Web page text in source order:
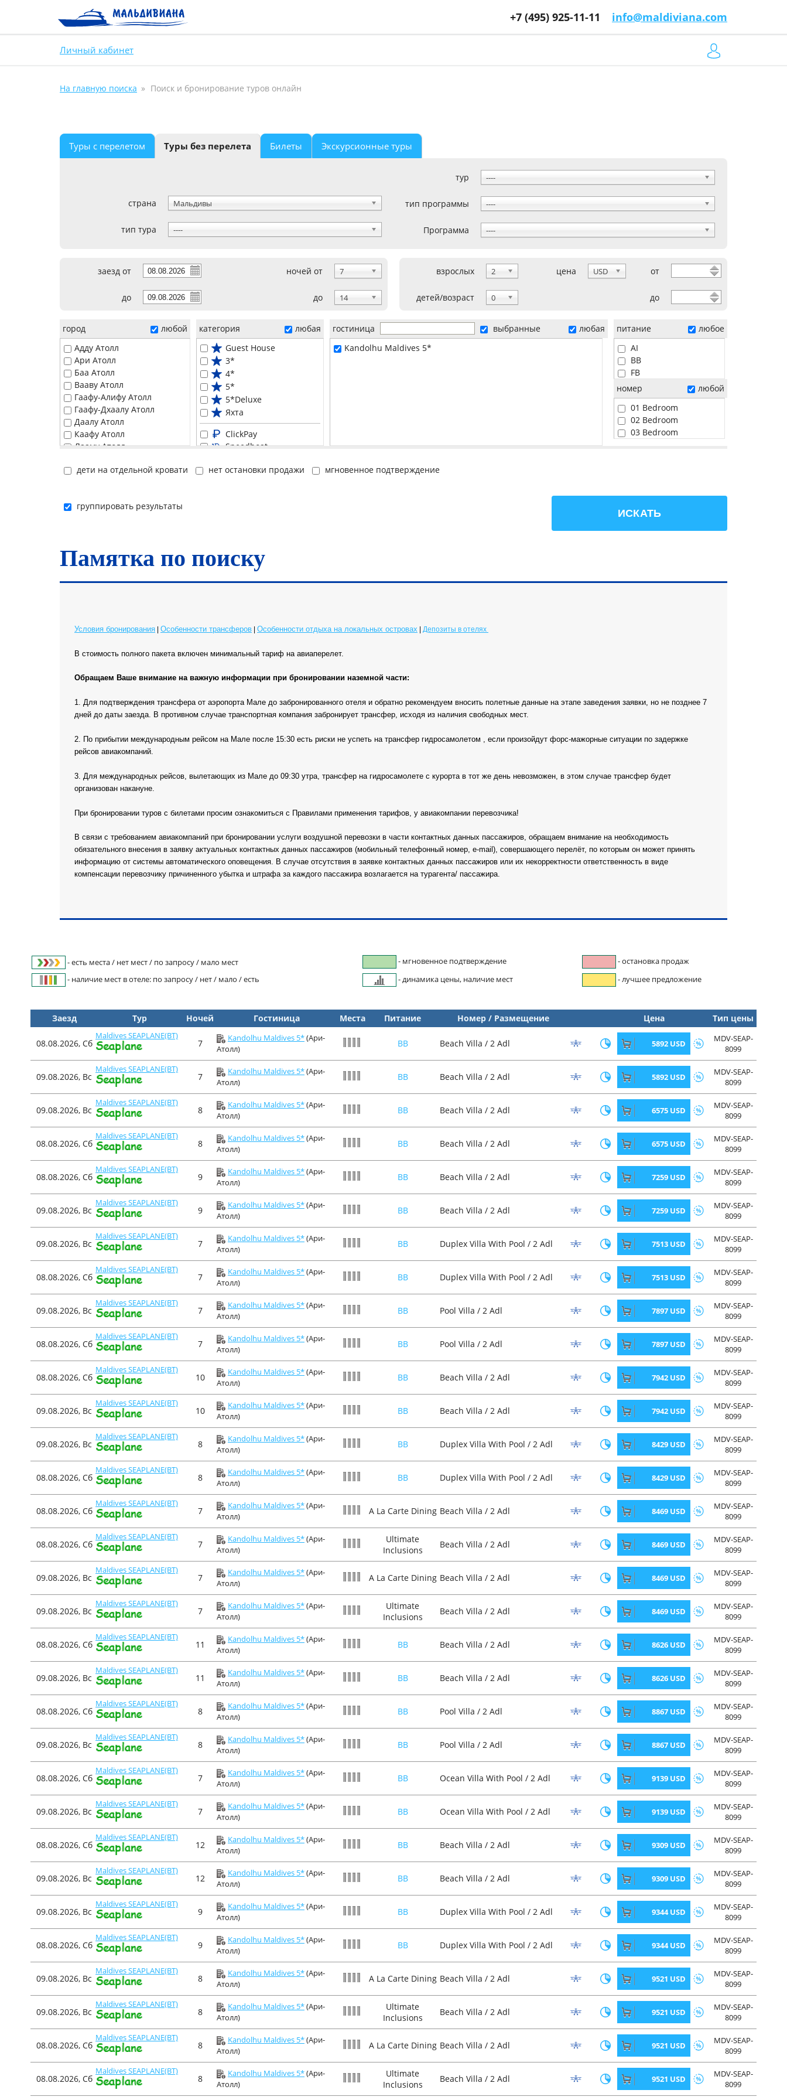
+7 (495) 925-11-11 info@maldiviana.com
Личный кабинет
На главную поиска Поиск и бронирование туров онлайн
Туры с перелетом Туры без перелета Билеты Экскурсионные туры
страна Мальдивы
тип тура ----
тур ----
тип программы ----
Программа ----
заезд от ночей от 7
до до 14
взрослых 2 цена USD от
детей/возраст 0 до
город
любой
Адду Атолл
Ари Атолл
Баа Атолл
Вааву Атолл
Гаафу-Алифу Атолл
Гаафу-Дхаалу Атолл
Даалу Атолл
Каафу Атолл
Лааму Атолл
Мале
Раа Атолл
Фаафу Атолл
Хаа Алифу Атолл
Хаа-Даалу Атолл
категория любая
3*
4*
5*
5*Deluxe
Guest House
Яхта
ClickPay
Domestic fly + Speedboat
Speedboat
гостиница выбранные
любая
Kandolhu Maldives 5*
питание
любое
AI
BB
FB
HB
номер
любой
01 Bedroom
02 Bedroom
03 Bedroom
Pool
Water
Все
дети на отдельной кровати нет остановки продажи мгновенное подтверждение
ИСКАТЬ
группировать результаты
Памятка по поиску
Условия бронирования Особенности трансферов Особенности отдыха на локальных островах Депозиты в отелях
В стоимость полного пакета включен минимальный тариф на авиаперелет.
Обращаем Ваше внимание на важную информации при бронировании наземной части:
1. Для подтверждения трансфера от аэропорта Мале до забронированного отеля и обратно рекомендуем вносить полетные данные на этапе заведения заявки, но не позднее 7
дней до даты заезда. В противном случае транспортная компания забронирует трансфер, исходя из наличия свободных мест.
2. По прибытии международным рейсом на Мале после 15:30 есть риски не успеть на трансфер гидросамолетом , если произойдут форс-мажорные ситуации по задержке
рейсов авиакомпаний.
3. Для международных рейсов, вылетающих из Мале до 09:30 утра, трансфер на гидросамолете с курорта в тот же день невозможен, в этом случае трансфер будет
организован накануне.
При бронировании туров с билетами просим ознакомиться с Правилами применения тарифов, у авиакомпании перевозчика!
В связи с требованием авиакомпаний при бронировании услуги воздушной перевозки в части контактных данных пассажиров, обращаем внимание на необходимость
обязательного внесения в заявку актуальных контактных данных пассажиров (мобильный телефонный номер, e-mail), совершающего перелёт, по которым он может принять
информацию от системы автоматического оповещения. В случае отсутствия в заявке контактных данных пассажиров или их некорректности ответственность в виде
компенсации перевозчику причиненного убытка и штрафа за каждого пассажира возлагается на турагента/ пассажира.
- есть места / нет мест / по запросу / мало мест - мгновенное подтверждение
- остановка продаж
- наличие мест в отеле: по запросу / нет / мало / есть
- динамика цены, наличие мест - лучшее предложение
Заезд Тур Ночей Гостиница Места Питание Номер / Размещение Цена Тип цены
08.08.2026, Сб
Maldives SEAPLANE(BT)
7 Kandolhu Maldives 5*(Ари-
Атолл)
BB Beach Villa / 2 Adl 5892 USD
MDV-SEAP-
8099
09.08.2026, Вс
Maldives SEAPLANE(BT)
7 Kandolhu Maldives 5*(Ари-
Атолл)
BB Beach Villa / 2 Adl 5892 USD
MDV-SEAP-
8099
09.08.2026, Вс
Maldives SEAPLANE(BT)
8 Kandolhu Maldives 5*(Ари-
Атолл)
BB Beach Villa / 2 Adl 6575 USD
MDV-SEAP-
8099
08.08.2026, Сб
Maldives SEAPLANE(BT)
8 Kandolhu Maldives 5*(Ари-
Атолл)
BB Beach Villa / 2 Adl 6575 USD
MDV-SEAP-
8099
08.08.2026, Сб
Maldives SEAPLANE(BT)
9 Kandolhu Maldives 5*(Ари-
Атолл)
BB Beach Villa / 2 Adl 7259 USD
MDV-SEAP-
8099
09.08.2026, Вс
Maldives SEAPLANE(BT)
9 Kandolhu Maldives 5*(Ари-
Атолл)
BB Beach Villa / 2 Adl 7259 USD
MDV-SEAP-
8099
09.08.2026, Вс
Maldives SEAPLANE(BT)
7 Kandolhu Maldives 5*(Ари-
Атолл)
BB Duplex Villa With Pool / 2 Adl 7513 USD
MDV-SEAP-
8099
08.08.2026, Сб
Maldives SEAPLANE(BT)
7 Kandolhu Maldives 5*(Ари-
Атолл)
BB Duplex Villa With Pool / 2 Adl 7513 USD
MDV-SEAP-
8099
09.08.2026, Вс
Maldives SEAPLANE(BT)
7 Kandolhu Maldives 5*(Ари-
Атолл)
BB Pool Villa / 2 Adl 7897 USD
MDV-SEAP-
8099
08.08.2026, Сб
Maldives SEAPLANE(BT)
7 Kandolhu Maldives 5*(Ари-
Атолл)
BB Pool Villa / 2 Adl 7897 USD
MDV-SEAP-
8099
08.08.2026, Сб
Maldives SEAPLANE(BT)
10 Kandolhu Maldives 5*(Ари-
Атолл)
BB Beach Villa / 2 Adl 7942 USD
MDV-SEAP-
8099
09.08.2026, Вс
Maldives SEAPLANE(BT)
10 Kandolhu Maldives 5*(Ари-
Атолл)
BB Beach Villa / 2 Adl 7942 USD
MDV-SEAP-
8099
09.08.2026, Вс
Maldives SEAPLANE(BT)
8 Kandolhu Maldives 5*(Ари-
Атолл)
BB Duplex Villa With Pool / 2 Adl 8429 USD
MDV-SEAP-
8099
08.08.2026, Сб
Maldives SEAPLANE(BT)
8 Kandolhu Maldives 5*(Ари-
Атолл)
BB Duplex Villa With Pool / 2 Adl 8429 USD
MDV-SEAP-
8099
08.08.2026, Сб
Maldives SEAPLANE(BT)
7 Kandolhu Maldives 5*(Ари-
Атолл)
A La Carte Dining Beach Villa / 2 Adl 8469 USD
MDV-SEAP-
8099
08.08.2026, Сб
Maldives SEAPLANE(BT)
7 Kandolhu Maldives 5*(Ари-
Атолл)
Ultimate
Inclusions
Beach Villa / 2 Adl 8469 USD
MDV-SEAP-
8099
09.08.2026, Вс
Maldives SEAPLANE(BT)
7 Kandolhu Maldives 5*(Ари-
Атолл)
A La Carte Dining Beach Villa / 2 Adl 8469 USD
MDV-SEAP-
8099
09.08.2026, Вс
Maldives SEAPLANE(BT)
7 Kandolhu Maldives 5*(Ари-
Атолл)
Ultimate
Inclusions
Beach Villa / 2 Adl 8469 USD
MDV-SEAP-
8099
08.08.2026, Сб
Maldives SEAPLANE(BT)
11 Kandolhu Maldives 5*(Ари-
Атолл)
BB Beach Villa / 2 Adl 8626 USD
MDV-SEAP-
8099
09.08.2026, Вс
Maldives SEAPLANE(BT)
11 Kandolhu Maldives 5*(Ари-
Атолл)
BB Beach Villa / 2 Adl 8626 USD
MDV-SEAP-
8099
08.08.2026, Сб
Maldives SEAPLANE(BT)
8 Kandolhu Maldives 5*(Ари-
Атолл)
BB Pool Villa / 2 Adl 8867 USD
MDV-SEAP-
8099
09.08.2026, Вс
Maldives SEAPLANE(BT)
8 Kandolhu Maldives 5*(Ари-
Атолл)
BB Pool Villa / 2 Adl 8867 USD
MDV-SEAP-
8099
08.08.2026, Сб
Maldives SEAPLANE(BT)
7 Kandolhu Maldives 5*(Ари-
Атолл)
BB Ocean Villa With Pool / 2 Adl 9139 USD
MDV-SEAP-
8099
09.08.2026, Вс
Maldives SEAPLANE(BT)
7 Kandolhu Maldives 5*(Ари-
Атолл)
BB Ocean Villa With Pool / 2 Adl 9139 USD
MDV-SEAP-
8099
08.08.2026, Сб
Maldives SEAPLANE(BT)
12 Kandolhu Maldives 5*(Ари-
Атолл)
BB Beach Villa / 2 Adl 9309 USD
MDV-SEAP-
8099
09.08.2026, Вс
Maldives SEAPLANE(BT)
12 Kandolhu Maldives 5*(Ари-
Атолл)
BB Beach Villa / 2 Adl 9309 USD
MDV-SEAP-
8099
09.08.2026, Вс
Maldives SEAPLANE(BT)
9 Kandolhu Maldives 5*(Ари-
Атолл)
BB Duplex Villa With Pool / 2 Adl 9344 USD
MDV-SEAP-
8099
08.08.2026, Сб
Maldives SEAPLANE(BT)
9 Kandolhu Maldives 5*(Ари-
Атолл)
BB Duplex Villa With Pool / 2 Adl 9344 USD
MDV-SEAP-
8099
09.08.2026, Вс
Maldives SEAPLANE(BT)
8 Kandolhu Maldives 5*(Ари-
Атолл)
A La Carte Dining Beach Villa / 2 Adl 9521 USD
MDV-SEAP-
8099
09.08.2026, Вс
Maldives SEAPLANE(BT)
8 Kandolhu Maldives 5*(Ари-
Атолл)
Ultimate
Inclusions
Beach Villa / 2 Adl 9521 USD
MDV-SEAP-
8099
08.08.2026, Сб
Maldives SEAPLANE(BT)
8 Kandolhu Maldives 5*(Ари-
Атолл)
A La Carte Dining Beach Villa / 2 Adl 9521 USD
MDV-SEAP-
8099
08.08.2026, Сб
Maldives SEAPLANE(BT)
8 Kandolhu Maldives 5*(Ари-
Атолл)
Ultimate
Inclusions
Beach Villa / 2 Adl 9521 USD
MDV-SEAP-
8099